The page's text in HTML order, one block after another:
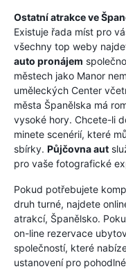
Ostatní atrakce ve
Existuje řada míst pro
všechny top weby
auto pronájem
městech jako Manor
uměleckých Center
města Španělska má
vysoké hory. Chcete-li
minete scenérií, které
sbírky. Půjčovna aut
pro vaše fotografické
Pokud potřebujete
druh turné, najdete
atrakcí, Španělsko.
on-line rezervace
společností, které
ustanovení pro